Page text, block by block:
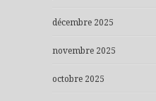
décembre 2025
novembre 2025
octobre 2025